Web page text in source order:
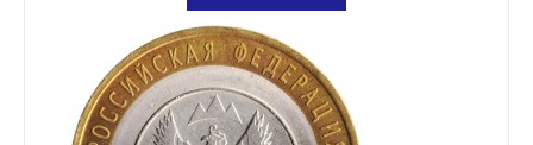
КӘРҖИНГӘ ӨСТӘҮ